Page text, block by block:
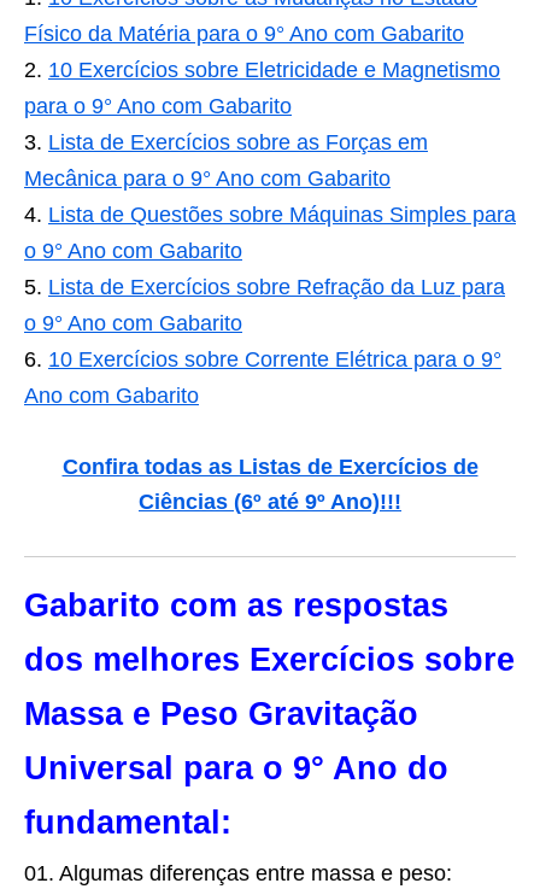
Físico da Matéria para o 9° Ano com Gabarito
10 Exercícios sobre Eletricidade e Magnetismo
para o 9° Ano com Gabarito
Lista de Exercícios sobre as Forças em
Mecânica para o 9° Ano com Gabarito
Lista de Questões sobre Máquinas Simples para
o 9° Ano com Gabarito
Lista de Exercícios sobre Refração da Luz para
o 9° Ano com Gabarito
10 Exercícios sobre Corrente Elétrica para o 9°
Ano com Gabarito
Confira todas as Listas de Exercícios de
Ciências (6º até 9º Ano)!!!
Gabarito com as respostas
dos melhores Exercícios sobre
Massa e Peso Gravitação
Universal para o 9° Ano do
fundamental:
01. Algumas diferenças entre massa e peso: